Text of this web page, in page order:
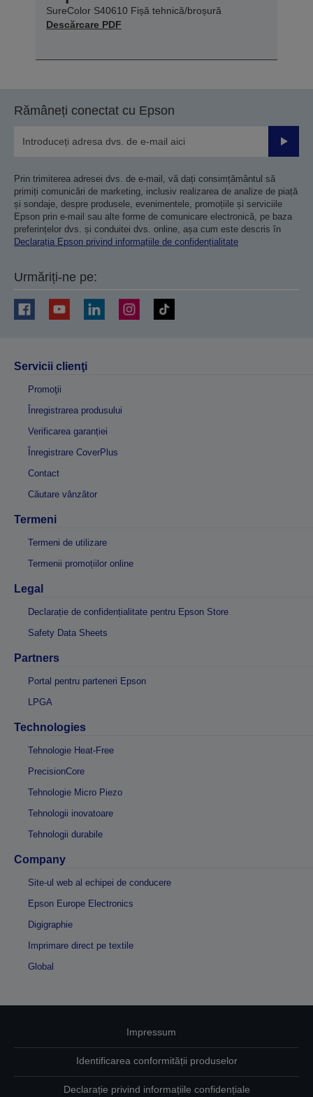
SureColor S40610 Fișă tehnică/broșură
Descărcare PDF
Rămâneți conectat cu Epson
Prin trimiterea adresei dvs. de e-mail, vă dați consimțământul să
primiți comunicări de marketing, inclusiv realizarea de analize de piață
și sondaje, despre produsele, evenimentele, promoțiile și serviciile
Epson prin e-mail sau alte forme de comunicare electronică, pe baza
preferințelor dvs. și conduitei dvs. online, așa cum este descris în
Declarația Epson privind informațiile de confidențialitate
Urmăriți-ne pe:
Servicii clienţi
Promoţii
Înregistrarea produsului
Verificarea garanției
Înregistrare CoverPlus
Contact
Căutare vânzător
Termeni
Termeni de utilizare
Termenii promoțiilor online
Legal
Declarație de confidențialitate pentru Epson Store
Safety Data Sheets
Partners
Portal pentru parteneri Epson
LPGA
Technologies
Tehnologie Heat-Free
PrecisionCore
Tehnologie Micro Piezo
Tehnologii inovatoare
Tehnologii durabile
Company
Site-ul web al echipei de conducere
Epson Europe Electronics
Digigraphie
Imprimare direct pe textile
Global
Impressum
Identificarea conformității produselor
Declarație privind informațiile confidențiale